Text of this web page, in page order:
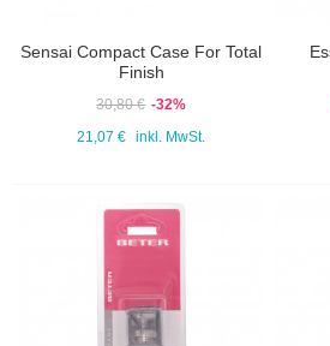
Sensai Compact Case For Total
Finish
30,80 € -32%
21,07 €
inkl. MwSt.